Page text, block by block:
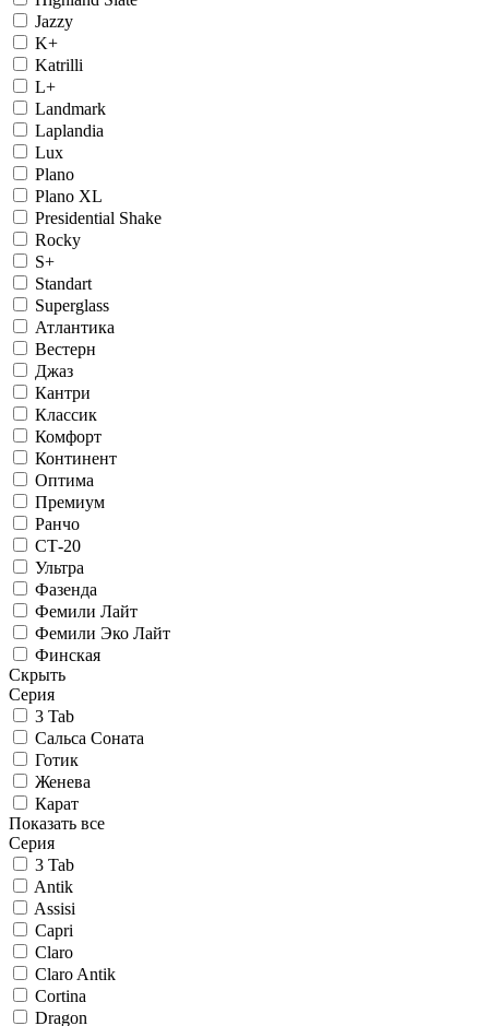
Jazzy
K+
Katrilli
L+
Landmark
Laplandia
Lux
Plano
Plano XL
Presidential Shake
Rocky
S+
Standart
Superglass
Атлантика
Вестерн
Джаз
Кантри
Классик
Комфорт
Континент
Оптима
Премиум
Ранчо
СТ-20
Ультра
Фазенда
Фемили Лайт
Фемили Эко Лайт
Финская
Скрыть
Серия
3 Tab
Сальса Соната
Готик
Женева
Карат
Показать все
Серия
3 Tab
Antik
Assisi
Capri
Claro
Claro Antik
Cortina
Dragon